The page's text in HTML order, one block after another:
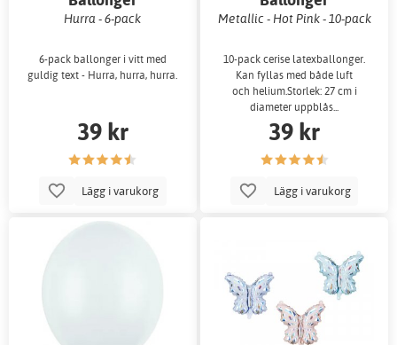
Hurra - 6-pack
6-pack ballonger i vitt med
guldig text - Hurra, hurra, hurra.
39 kr
Lägg i varukorg
Metallic - Hot Pink - 10-pack
10-pack cerise latexballonger.
Kan fyllas med både luft
och helium.Storlek: 27 cm i
diameter uppblås...
39 kr
Lägg i varukorg